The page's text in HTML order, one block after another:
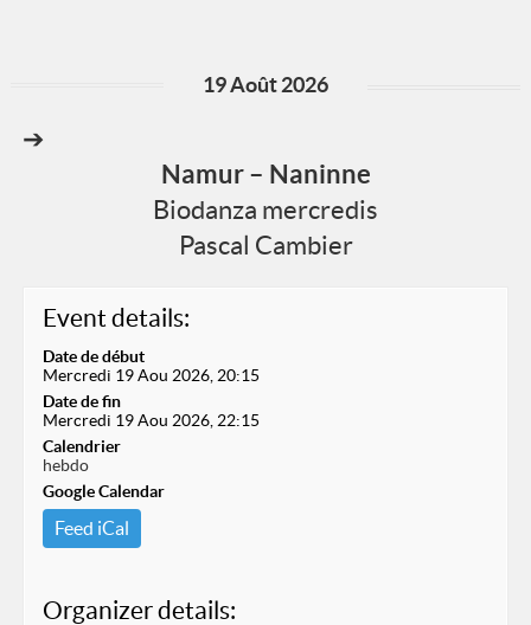
19 Août 2026
➔
Namur – Naninne
Biodanza mercredis
Pascal Cambier
Event details:
Date de début
Mercredi 19 Aou 2026, 20:15
Date de fin
Mercredi 19 Aou 2026, 22:15
Calendrier
hebdo
Google Calendar
Feed iCal
Organizer details: